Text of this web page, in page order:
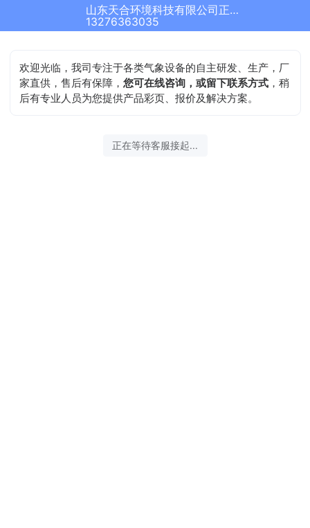
山东天合环境科技有限公司正在为您服务
13276363035
欢迎光临，我司专注于各类气象设备的自主研发、生产，厂
家直供，售后有保障，您可在线咨询，或留下联系方式 ，稍
后有专业人员为您提供产品彩页、报价及解决方案。
正在等待客服接起...